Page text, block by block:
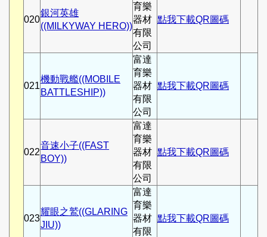
020
銀河英雄
((MILKYWAY HERO))
育樂
器材
有限
公司
點我下載QR圖碼
021
機動戰艦((MOBILE
BATTLESHIP))
富達
育樂
器材
有限
公司
點我下載QR圖碼
022
音速小子((FAST
BOY))
富達
育樂
器材
有限
公司
點我下載QR圖碼
023
耀眼之鷲((GLARING
JIU))
富達
育樂
器材
有限
點我下載QR圖碼